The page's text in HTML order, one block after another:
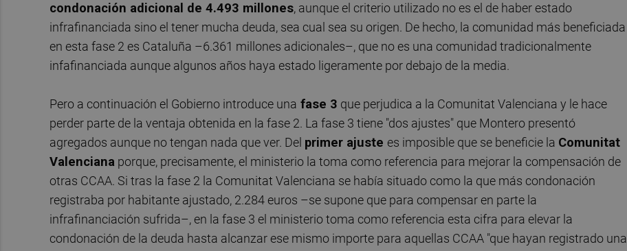
condonación adicional de 4.493 millones, aunque el criterio utilizado no es el de haber estado
infrafinanciada sino el tener mucha deuda, sea cual sea su origen. De hecho, la comunidad más beneficiada
en esta fase 2 es Cataluña –6.361 millones adicionales–, que no es una comunidad tradicionalmente
infafinanciada aunque algunos años haya estado ligeramente por debajo de la media.
Pero a continuación el Gobierno introduce una fase 3 que perjudica a la Comunitat Valenciana y le hace
perder parte de la ventaja obtenida en la fase 2. La fase 3 tiene "dos ajustes" que Montero presentó
agregados aunque no tengan nada que ver. Del primer ajuste es imposible que se beneficie la Comunitat
Valenciana porque, precisamente, el ministerio la toma como referencia para mejorar la compensación de
otras CCAA. Si tras la fase 2 la Comunitat Valenciana se había situado como la que más condonación
registraba por habitante ajustado, 2.284 euros –se supone que para compensar en parte la
infrafinanciación sufrida–, en la fase 3 el ministerio toma como referencia esta cifra para elevar la
condonación de la deuda hasta alcanzar ese mismo importe para aquellas CCAA "que hayan registrado una